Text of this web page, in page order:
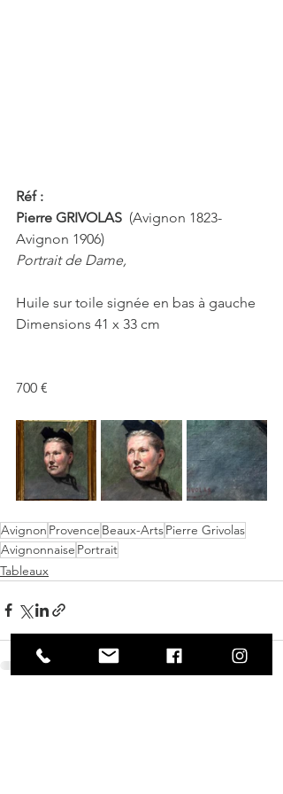
Réf :
Pierre GRIVOLAS (Avignon 1823-
Avignon 1906)
Portrait de Dame,
Huile sur toile signée en bas à gauche
Dimensions 41 x 33 cm
700 €
Avignon Provence Beaux-ArtsPierre Grivolas
Avignonnaise Portrait
Tableaux